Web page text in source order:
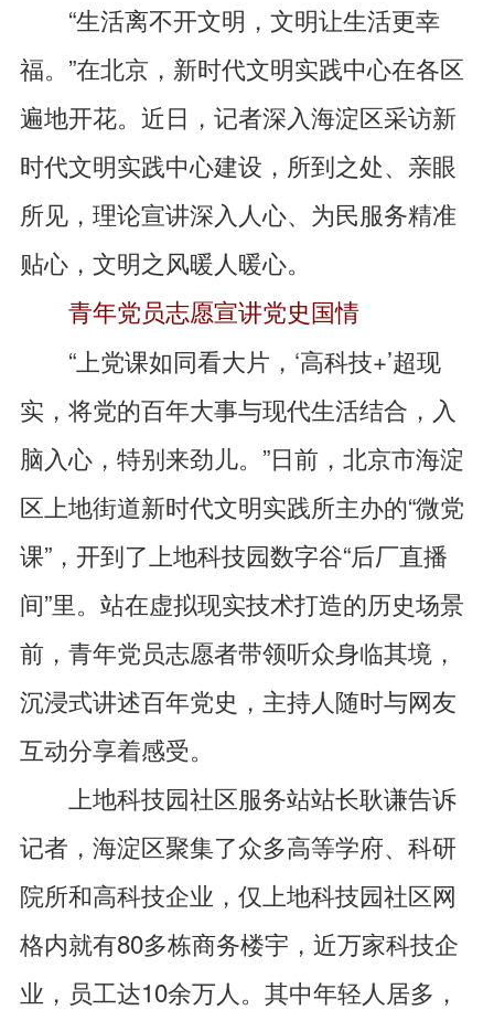
“生活离不开文明，文明让生活更幸
福。”在北京，新时代文明实践中心在各区
遍地开花。近日，记者深入海淀区采访新
时代文明实践中心建设，所到之处、亲眼
所见，理论宣讲深入人心、为民服务精准
贴心，文明之风暖人暖心。
青年党员志愿宣讲党史国情
“上党课如同看大片，‘高科技+’超现
实，将党的百年大事与现代生活结合，入
脑入心，特别来劲儿。”日前，北京市海淀
区上地街道新时代文明实践所主办的“微党
课”，开到了上地科技园数字谷“后厂直播
间”里。站在虚拟现实技术打造的历史场景
前，青年党员志愿者带领听众身临其境，
沉浸式讲述百年党史，主持人随时与网友
互动分享着感受。
上地科技园社区服务站站长耿谦告诉
记者，海淀区聚集了众多高等学府、科研
院所和高科技企业，仅上地科技园社区网
格内就有80多栋商务楼宇，近万家科技企
业，员工达10余万人。其中年轻人居多，